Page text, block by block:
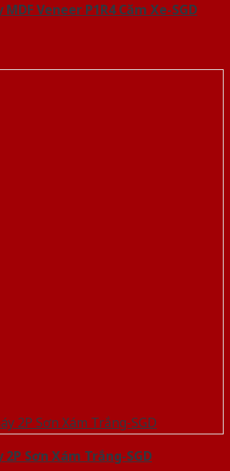
Veneer P1R4 Căm Xe-SGD
2P Sơn Xám Trắng-SGD